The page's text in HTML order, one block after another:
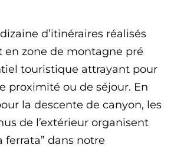
d’itinéraires réalisés
zone de montagne pré
touristique attrayant pour
proximité ou de séjour. En
la descente de canyon, les
de l’extérieur organisent
ferrata” dans notre